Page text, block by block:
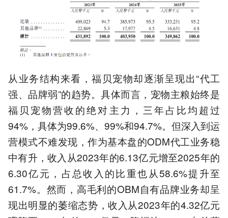
从业务结构来看，福贝宠物却逐渐呈现出“代工
强、品牌弱”的趋势。具体而言，宠物主粮始终是
福贝宠物营收的绝对主力，三年占比均超过
94%，具体为99.6%、99%和94.7%。但深入到运
营模式不难发现，作为基本盘的ODM代工业务稳
中有升，收入从2023年的6.13亿元增至2025年的
6.30亿元，占总收入的比重也从58.6%提升至
61.7%。然而，高毛利的OBM自有品牌业务却呈
现出明显的萎缩态势，收入从2023年的4.32亿元